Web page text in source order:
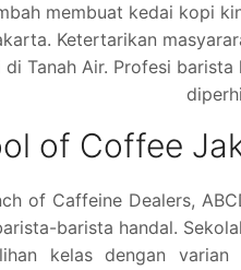
membuat kedai kopi
Ketertarikan
Tanah Air. Profesi
of Coffee
of Caffeine Dealers,
barista handal.
kelas dengan